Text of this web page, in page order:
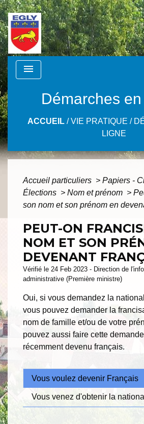
menu
Démarches
ACCUEIL/VIE PRATIQUE /
LIGNE
Accueil particuliers > Papiers -
Élections > Nom et prénom >
son nom et son prénom en
PEUT-ON
NOM ET SON
DEVENANT
Vérifié le 24 Feb 2023 - Direction de
administrative (Première ministre)
Oui, si vous demandez la
vous pouvez demander la
nom de famille et/ou de votre
pouvez aussi faire cette
récemment devenu français.
Vous voulez devenir Français
Vous venez d'obtenir la